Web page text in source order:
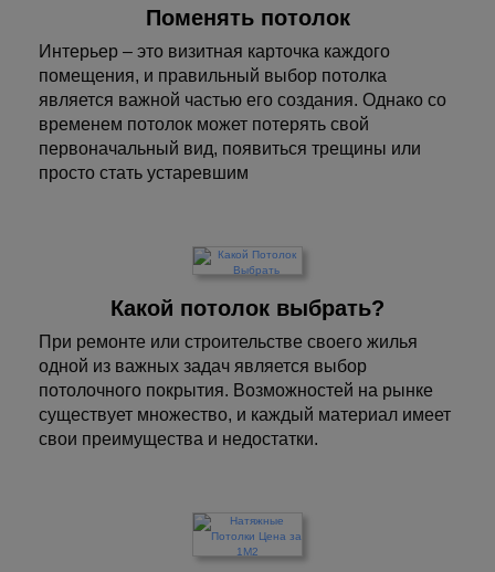
Поменять потолок
Интерьер – это визитная карточка каждого
помещения, и правильный выбор потолка
является важной частью его создания. Однако со
временем потолок может потерять свой
первоначальный вид, появиться трещины или
просто стать устаревшим
Какой потолок выбрать?
При ремонте или строительстве своего жилья
одной из важных задач является выбор
потолочного покрытия. Возможностей на рынке
существует множество, и каждый материал имеет
свои преимущества и недостатки.